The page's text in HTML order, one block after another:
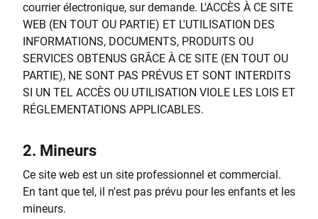
courrier électronique, sur demande. L'ACCÈS À CE SITE
WEB (EN TOUT OU PARTIE) ET L'UTILISATION DES
INFORMATIONS, DOCUMENTS, PRODUITS OU
SERVICES OBTENUS GRÂCE À CE SITE (EN TOUT OU
PARTIE), NE SONT PAS PRÉVUS ET SONT INTERDITS
SI UN TEL ACCÈS OU UTILISATION VIOLE LES LOIS ET
RÉGLEMENTATIONS APPLICABLES.
2. Mineurs
Ce site web est un site professionnel et commercial.
En tant que tel, il n'est pas prévu pour les enfants et les
mineurs.